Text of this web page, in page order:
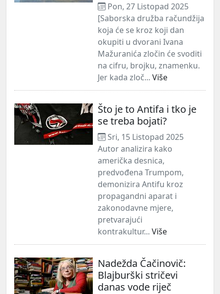
Pon, 27 Listopad 2025
[Saborska družba račundžija
koja će se kroz koji dan
okupiti u dvorani Ivana
Mažuranića zločin će svoditi
na cifru, brojku, znamenku.
Jer kada zloč... Više
Što je to Antifa i tko je
se treba bojati?
Sri, 15 Listopad 2025
Autor analizira kako
američka desnica,
predvođena Trumpom,
demonizira Antifu kroz
propagandni aparat i
zakonodavne mjere,
pretvarajući
kontrakultur... Više
Nadežda Čačinovič:
Blajburški stričevi
danas vode riječ